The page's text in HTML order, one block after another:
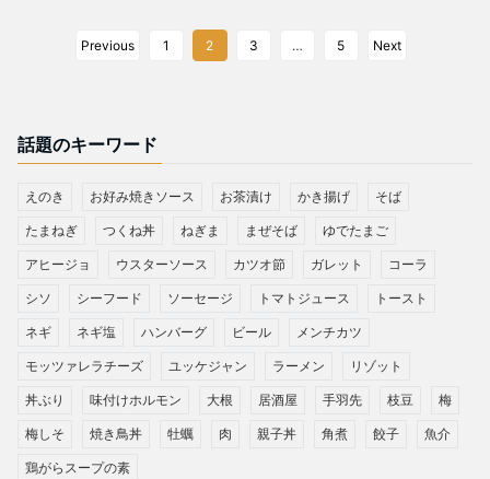
Previous 1 2 3 … 5 Next
話題のキーワード
えのき お好み焼きソース お茶漬け かき揚げ そば
たまねぎ つくね丼 ねぎま まぜそば ゆでたまご
アヒージョ ウスターソース カツオ節 ガレット コーラ
シソ シーフード ソーセージ トマトジュース トースト
ネギ ネギ塩 ハンバーグ ビール メンチカツ
モッツァレラチーズ ユッケジャン ラーメン リゾット
丼ぶり 味付けホルモン 大根 居酒屋 手羽先 枝豆 梅
梅しそ 焼き鳥丼 牡蠣 肉 親子丼 角煮 餃子 魚介
鶏がらスープの素